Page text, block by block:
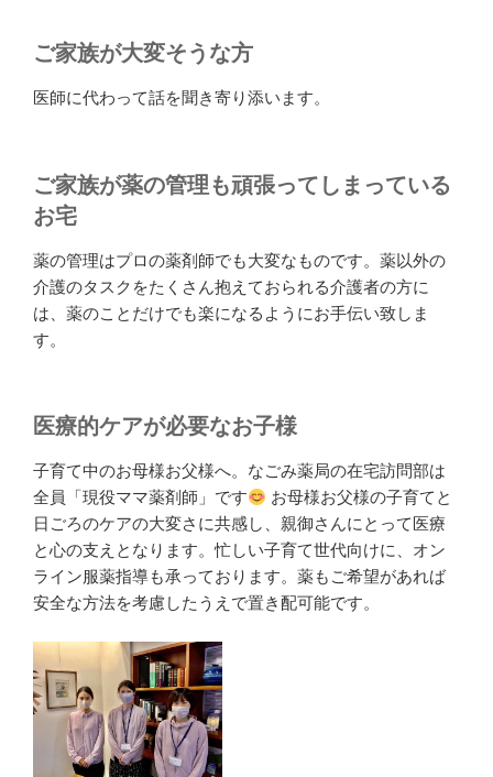
ご家族が大変そうな方
医師に代わって話を聞き寄り添います。
ご家族が薬の管理も頑張ってしまっている
お宅
薬の管理はプロの薬剤師でも大変なものです。薬以外の
介護のタスクをたくさん抱えておられる介護者の方に
は、薬のことだけでも楽になるようにお手伝い致しま
す。
医療的ケアが必要なお子様
子育て中のお母様お父様へ。なごみ薬局の在宅訪問部は
全員「現役ママ薬剤師」です
お母様お父様の子育てと
日ごろのケアの大変さに共感し、親御さんにとって医療
と心の支えとなります。忙しい子育て世代向けに、オン
ライン服薬指導も承っております。薬もご希望があれば
安全な方法を考慮したうえで置き配可能です。